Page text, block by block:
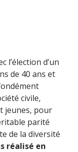
l’élection d’un
de 40 ans et
civile,
jeunes, pour
parité
de la diversité
réalisé en